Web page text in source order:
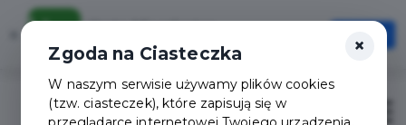
Szybciej, wygodniej, zawsze pod ręką
Otwórz
Zaloguj
×
Zgoda na Ciasteczka
W naszym serwisie używamy plików cookies
(tzw. ciasteczek), które zapisują się w